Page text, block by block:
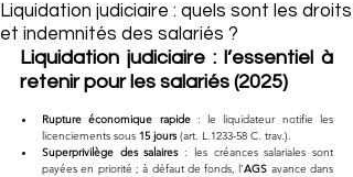
Liquidation judiciaire : quels sont les droits
et indemnités des salariés ?
Liquidation judiciaire : l’essentiel à
retenir pour les salariés (2025)
Rupture économique rapide : le liquidateur notifie les
licenciements sous 15 jours (art. L.1233-58 C. trav.).
Superprivilège des salaires : les créances salariales sont
payées en priorité ; à défaut de fonds, l’AGS avance dans